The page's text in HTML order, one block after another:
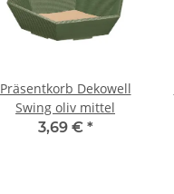
Präsentkorb Dekowell
Swing oliv mittel
3,69 € *